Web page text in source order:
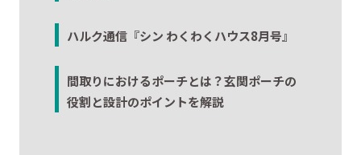
ハルク通信『シン わくわくハウス8月号』
間取りにおけるポーチとは？玄関ポーチの
役割と設計のポイントを解説